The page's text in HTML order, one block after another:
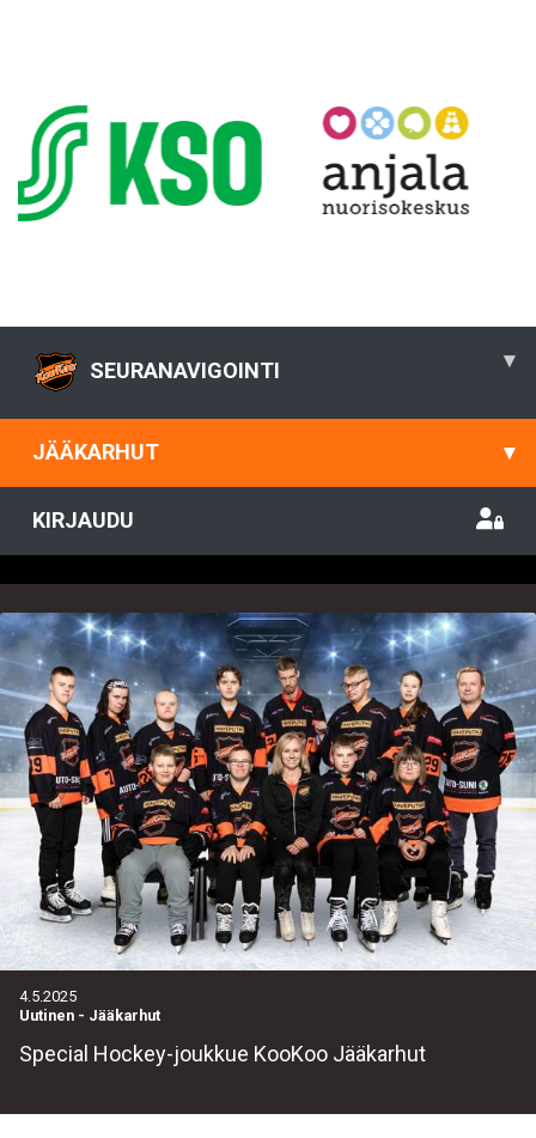
SEURANAVIGOINTI ▾
JÄÄKARHUT ▾
KIRJAUDU
4.5.2025
Uutinen - Jääkarhut
Special Hockey-joukkue KooKoo Jääkarhut